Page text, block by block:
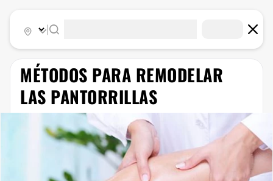
​MÉTODOS PARA REMODELAR
LAS PANTORRILLAS